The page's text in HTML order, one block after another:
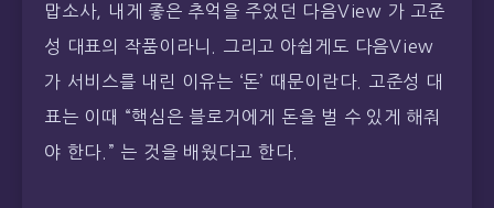
맙소사, 내게 좋은 추억을 주었던 다음View 가 고준
성 대표의 작품이라니. 그리고 아쉽게도 다음View
가 서비스를 내린 이유는 ‘돈’ 때문이란다. 고준성 대
표는 이때 “핵심은 블로거에게 돈을 벌 수 있게 해줘
야 한다.” 는 것을 배웠다고 한다.